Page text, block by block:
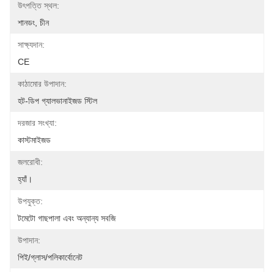
উৎপত্তি স্থল:
শানডং, চীন
সাক্ষ্যদান:
CE
কাঠামোর উপাদান:
হট-ডিপ গ্যালভানাইজড স্টিল
দরজার সংখ্যা:
কাস্টমাইজড
জলরোধী:
হ্যাঁ।
উপযুক্ত:
টমেটো গাছপালা এবং অন্যান্য সবজি
উপাদান:
পিই/গ্লাস/পলিকার্বোনেট